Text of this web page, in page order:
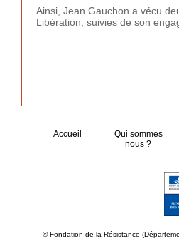
Ainsi, Jean Gauchon a vécu
Libération, suivies de son
Accueil
Qui sommes
nous ?
© Fondation de la Résistance